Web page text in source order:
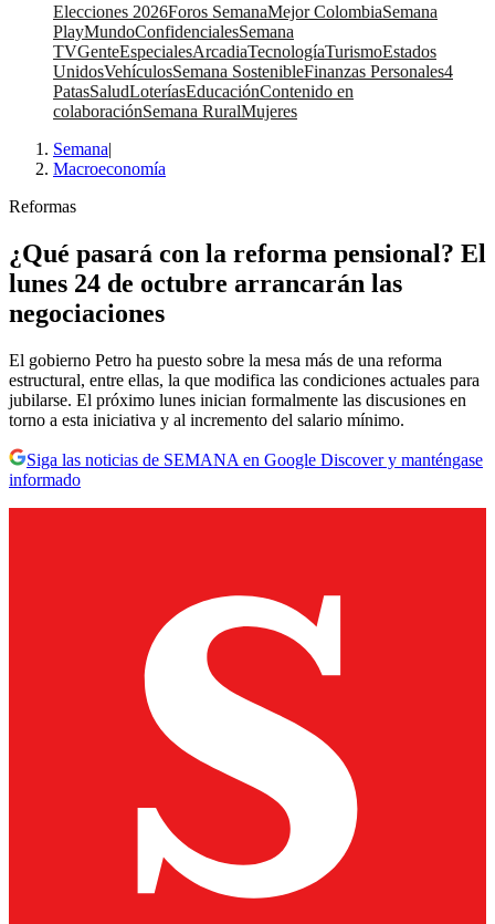
Elecciones 2026Foros SemanaMejor ColombiaSemana
PlayMundoConfidencialesSemana
TVGenteEspecialesArcadiaTecnologíaTurismoEstados
UnidosVehículosSemana SostenibleFinanzas Personales4
PatasSaludLoteríasEducaciónContenido en
colaboraciónSemana RuralMujeres
Semana|
Macroeconomía
Reformas
¿Qué pasará con la reforma pensional? El
lunes 24 de octubre arrancarán las
negociaciones
El gobierno Petro ha puesto sobre la mesa más de una reforma
estructural, entre ellas, la que modifica las condiciones actuales para
jubilarse. El próximo lunes inician formalmente las discusiones en
torno a esta iniciativa y al incremento del salario mínimo.
Siga las noticias de SEMANA en Google Discover y manténgase
informado